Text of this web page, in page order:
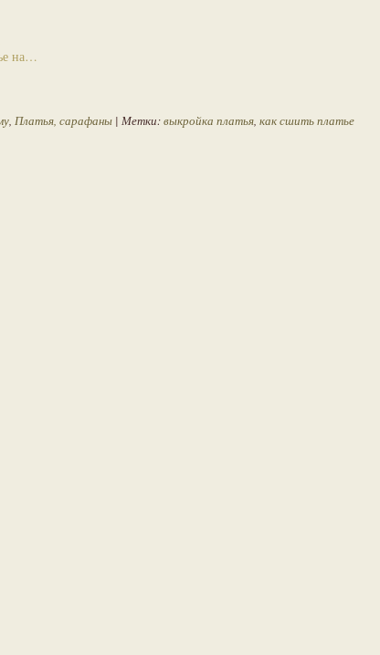
на…
, Платья, сарафаны | Метки:выкройка платья, как сшить платье